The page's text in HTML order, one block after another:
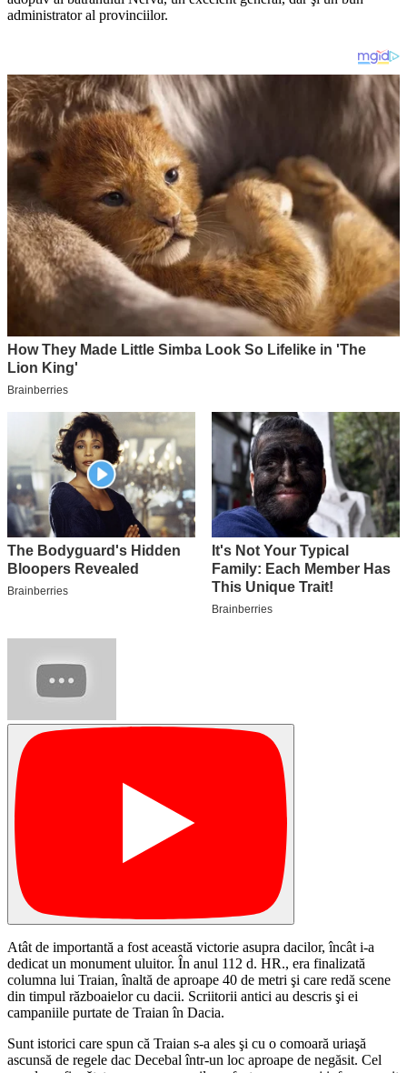
administrator al provinciilor.
Atât de importantă a fost această victorie asupra dacilor, încât i-a
dedicat un monument uluitor. În anul 112 d. HR., era finalizată
columna lui Traian, înaltă de aproape 40 de metri şi care redă scene
din timpul războaielor cu dacii. Scriitorii antici au descris şi ei
campaniile purtate de Traian în Dacia.
Sunt istorici care spun că Traian s-a ales şi cu o comoară uriaşă
ascunsă de regele dac Decebal într-un loc aproape de negăsit. Cel